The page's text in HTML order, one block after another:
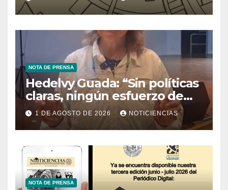
Tecnología
NOTA DE PRENSA
Hedelvy Guada: “Sin políticas
claras, ningún esfuerzo de
conservación rendirá frutos”
1 DE AGOSTO DE 2026 NOTICIENCIAS
NOTA DE PRENSA